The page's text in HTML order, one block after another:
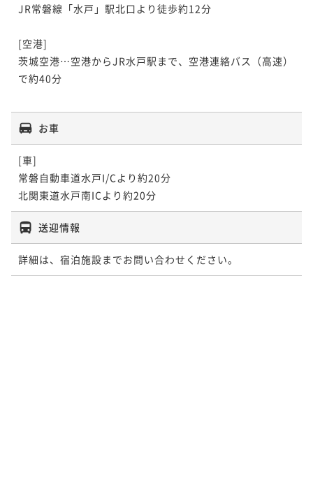
JR常磐線「水戸」駅北口より徒歩約12分
[空港]
茨城空港…空港からJR水戸駅まで、空港連絡バス（高速）
で約40分
お車
[車]
常磐自動車道水戸I/Cより約20分
北関東道水戸南ICより約20分
送迎情報
詳細は、宿泊施設までお問い合わせください。